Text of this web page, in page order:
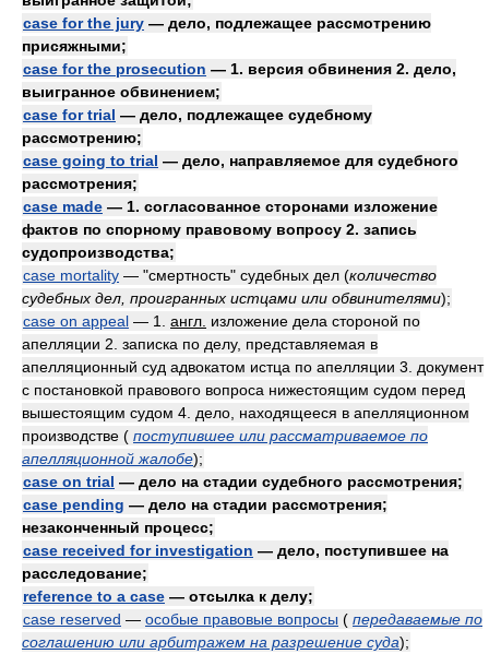
case for the jury — дело, подлежащее рассмотрению
присяжными;
case for the prosecution — 1. версия обвинения 2. дело,
выигранное обвинением;
case for trial — дело, подлежащее судебному
рассмотрению;
case going to trial — дело, направляемое для судебного
рассмотрения;
case made — 1. согласованное сторонами изложение
фактов по спорному правовому вопросу 2. запись
судопроизводства;
case mortality — "смертность" судебных дел (количество
судебных дел, проигранных истцами или обвинителями);
case on appeal — 1. англ. изложение дела стороной по
апелляции 2. записка по делу, представляемая в
апелляционный суд адвокатом истца по апелляции 3. документ
с постановкой правового вопроса нижестоящим судом перед
вышестоящим судом 4. дело, находящееся в апелляционном
производстве ( поступившее или рассматриваемое по
апелляционной жалобе);
case on trial — дело на стадии судебного рассмотрения;
case pending — дело на стадии рассмотрения;
незаконченный процесс;
case received for investigation — дело, поступившее на
расследование;
reference to a case — отсылка к делу;
case reserved — особые правовые вопросы ( передаваемые по
соглашению или арбитражем на разрешение суда);